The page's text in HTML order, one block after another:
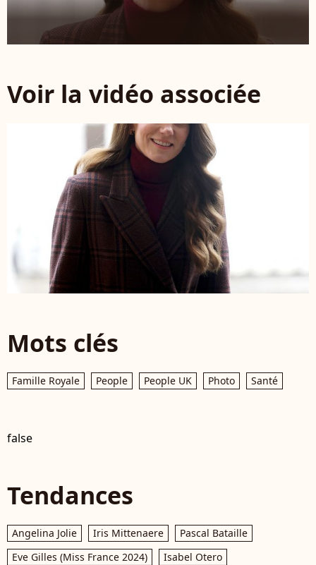
Voir la vidéo associée
Mots clés
Famille Royale People People UK Photo Santé
false
Tendances
Angelina Jolie Iris Mittenaere
Pascal Bataille
Eve Gilles (Miss France 2024)
Isabel Otero